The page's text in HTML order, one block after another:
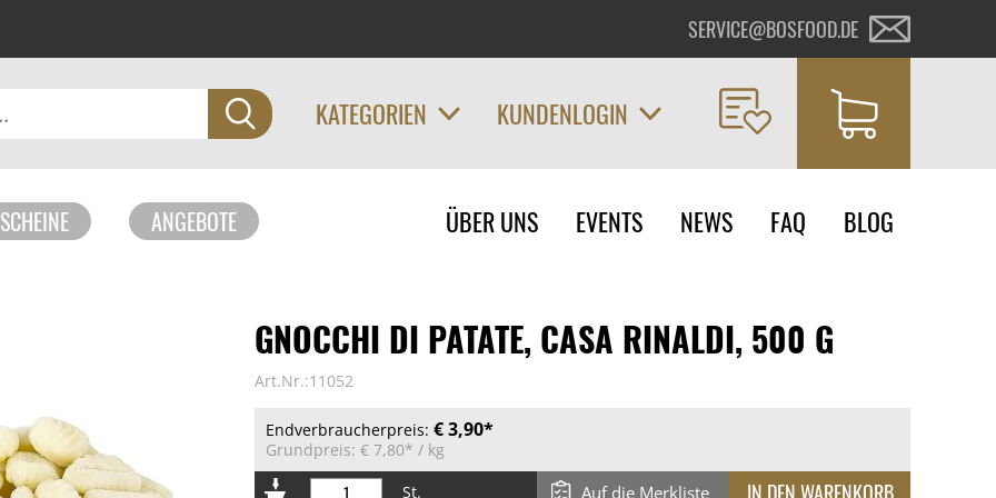
SERVICE@BOSFOOD.DE
KATEGORIEN KUNDENLOGIN
ANGEBOTE
Navigation
überspringen
ÜBER UNS EVENTS NEWS FAQ BLOG
GNOCCHI DI PATATE, CASA RINALDI, 500 G
Art.Nr.:11052
Endverbraucherpreis: € 3,90*
Grundpreis: € 7,80* / kg
St.
Auf die Merkliste